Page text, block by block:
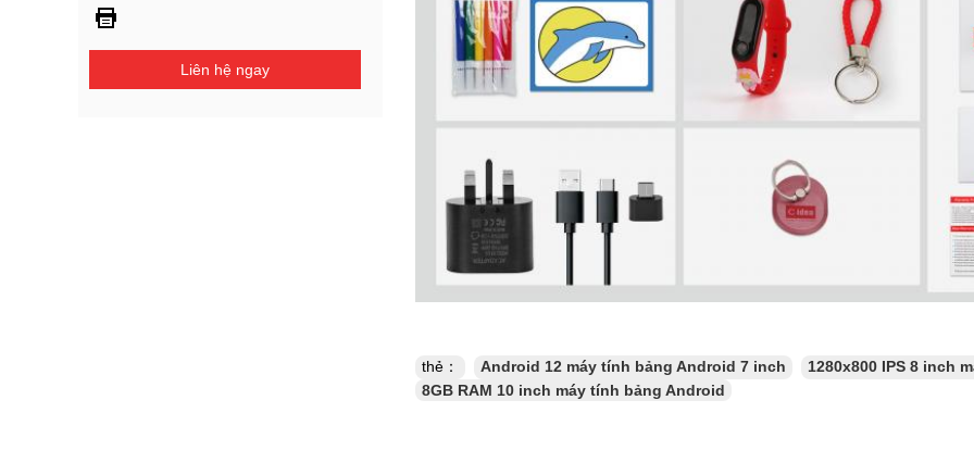
Liên hệ ngay
thẻ： Android 12 máy tính bảng Android 7 inch
1280x800 IPS 8 inch
8GB RAM 10 inch máy tính bảng Android